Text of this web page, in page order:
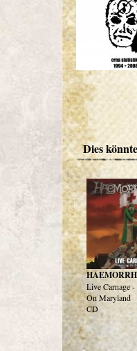
Dies
Live Carnage -
On Maryland
CD